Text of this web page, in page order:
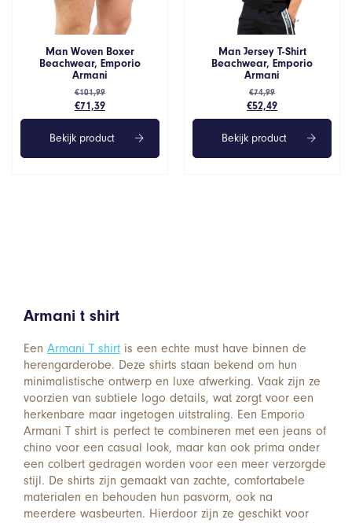
Man Woven Boxer
Beachwear, Emporio
Armani
€101,99
Oorspronkelijke
prijs
was:
€101,99.
€71,39Huidige
prijs
is:
Bekijk product
Man Jersey T-Shirt
Beachwear, Emporio
Armani
€74,99
Oorspronkelijke
prijs
was:
€74,99.
€52,49Huidige
prijs
is:
Bekijk product
Armani t shirt
Een Armani T shirt is een echte must have binnen de
herengarderobe. Deze shirts staan bekend om hun
minimalistische ontwerp en luxe afwerking. Vaak zijn ze
voorzien van subtiele logo details, wat zorgt voor een
herkenbare maar ingetogen uitstraling. Een Emporio
Armani T shirt is perfect te combineren met een jeans of
chino voor een casual look, maar kan ook prima onder
een colbert gedragen worden voor een meer verzorgde
stijl. De shirts zijn gemaakt van zachte, comfortabele
materialen en behouden hun pasvorm, ook na
meerdere wasbeurten. Hierdoor zijn ze geschikt voor